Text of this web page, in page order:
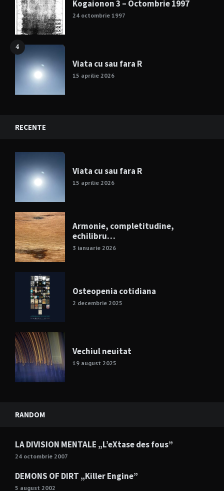
Kogaionon 3 – Octombrie 1997
24 octombrie 1997
4
Viata cu sau fara R
15 aprilie 2026
RECENTE
Viata cu sau fara R
15 aprilie 2026
Armonie, completitudine,
echilibru…
3 ianuarie 2026
Osteopenia cotidiana
2 decembrie 2025
Vechiul neuitat
19 august 2025
RANDOM
LA DIVISION MENTALE „L’eXtase des fous”
24 octombrie 2007
DEMONS OF DIRT „Killer Engine”
5 august 2002